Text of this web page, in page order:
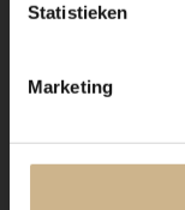
Statistieken
Marketing
Dit meubel is
worden
offerte voor het